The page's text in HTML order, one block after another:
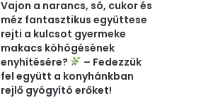
Vajon a narancs, só, cukor és
méz fantasztikus együttese
rejti a kulcsot gyermeke
makacs köhögésének
enyhítésére?
– Fedezzük
fel együtt a konyhánkban
rejlő gyógyító erőket!